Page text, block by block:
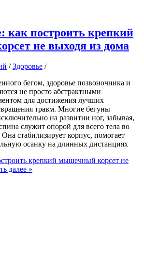
как построить крепкий
не выходя из дома
/Здоровье /
бегом, здоровье позвоночника и
не просто абстрактными
для достижения лучших
травм. Многие бегуны
на развитии ног, забывая,
служит опорой для всего тела во
стабилизирует корпус, помогает
осанку на длинных дистанциях
крепкий мышечный корсет не
далее »